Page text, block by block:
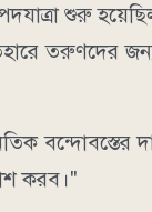
শুরু
তরুণদের
বন্দোবস্তের
করব।"